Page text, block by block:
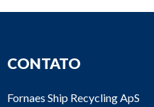
CONTATO
Fornaes Ship Recycling ApS